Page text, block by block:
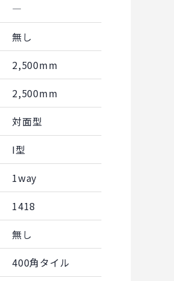
―
無し
2,500mm
2,500mm
対面型
I型
1way
1418
無し
400角タイル